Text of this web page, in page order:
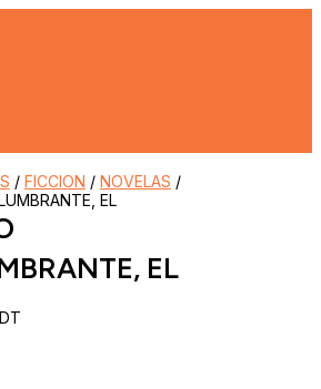
/ FICCION / NOVELAS /
EL
EL